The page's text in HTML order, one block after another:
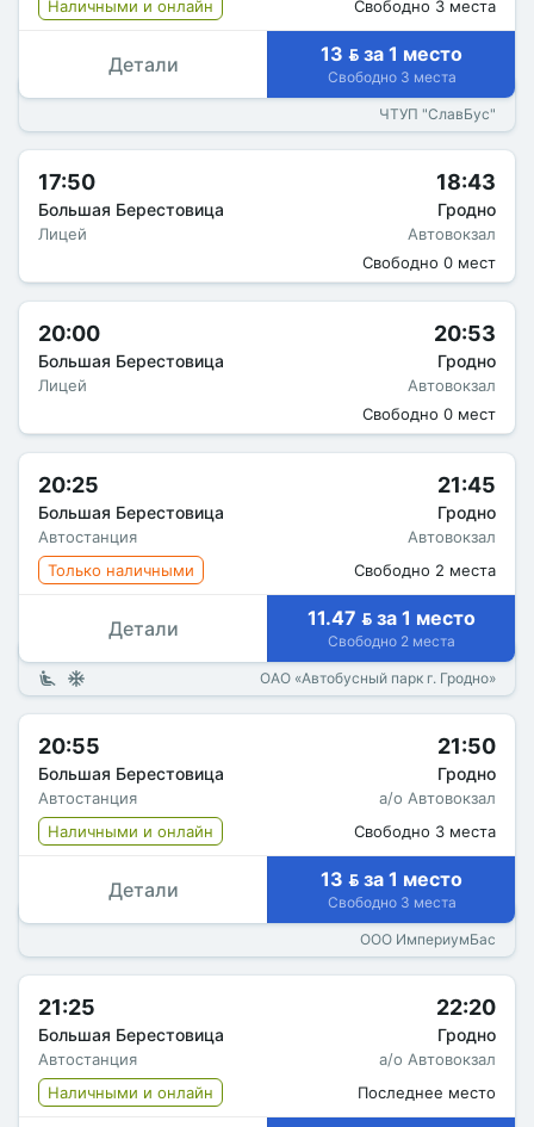
Наличными и онлайн
Свободно 3 места
Детали 13  за 1 место
Свободно 3 места
ЧТУП "СлавБус"
17:50
Большая Берестовица
Лицей
18:43
Гродно
Автовокзал
Свободно 0 мест
20:00
Большая Берестовица
Лицей
20:53
Гродно
Автовокзал
Свободно 0 мест
20:25
Большая Берестовица
Автостанция
21:45
Гродно
Автовокзал
Только наличными
Свободно 2 места
Детали 11.47  за 1 место
Свободно 2 места
ОАО «Автобусный парк г. Гродно»
20:55
Большая Берестовица
Автостанция
21:50
Гродно
а/о Автовокзал
Наличными и онлайн
Свободно 3 места
Детали 13  за 1 место
Свободно 3 места
ООО ИмпериумБас
21:25
Большая Берестовица
Автостанция
22:20
Гродно
а/о Автовокзал
Наличными и онлайн
Последнее место